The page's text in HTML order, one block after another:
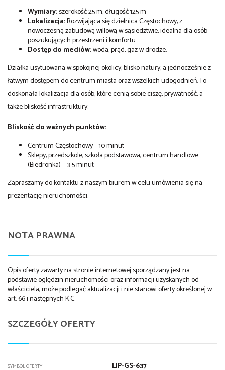
Wymiary:szerokość 25 m, długość 125 m
Lokalizacja:Rozwijająca się dzielnica Częstochowy, z
nowoczesną zabudową willową w sąsiedztwie, idealna dla osób
poszukujących przestrzeni i komfortu.
Dostęp do mediów:woda, prąd, gaz w drodze.
Działka usytuowana w spokojnej okolicy, blisko natury, a jednocześnie z
łatwym dostępem do centrum miasta oraz wszelkich udogodnień. To
doskonała lokalizacja dla osób, które cenią sobie ciszę, prywatność, a
także bliskość infrastruktury.
Bliskość do ważnych punktów:
Centrum Częstochowy – 10 minut
Sklepy, przedszkole, szkoła podstawowa, centrum handlowe
(Biedronka) – 3-5 minut
Zapraszamy do kontaktu z naszym biurem w celu umówienia się na
prezentację nieruchomości.
NOTA PRAWNA
Opis oferty zawarty na stronie internetowej sporządzany jest na
podstawie oględzin nieruchomości oraz informacji uzyskanych od
właściciela, może podlegać aktualizacji i nie stanowi oferty określonej w
art. 66 i następnych K.C.
SZCZEGÓŁY OFERTY
SYMBOL OFERTY LIP-GS-637